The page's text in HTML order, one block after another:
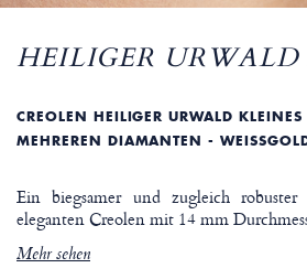
HEILIGER URWALD
CREOLEN HEILIGER URWALD
MEHREREN DIAMANTEN -
Ein biegsamer und zugleich
eleganten Creolen mit 14 mm
Mehr sehen